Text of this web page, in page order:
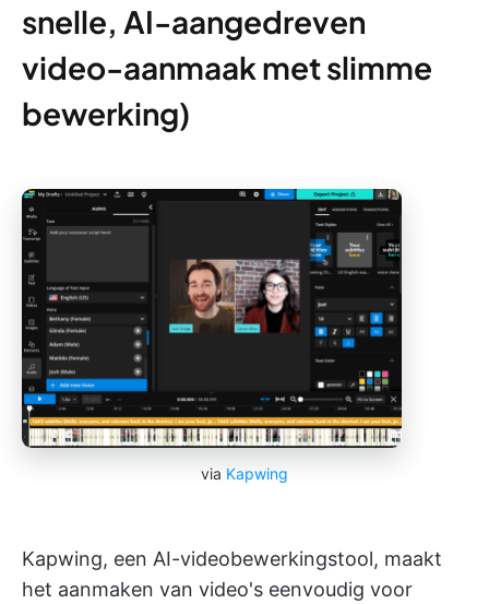
snelle, AI-aangedreven
video-aanmaak met slimme
bewerking)
via Kapwing
Kapwing, een AI-videobewerkingstool, maakt
het aanmaken van video's eenvoudig voor